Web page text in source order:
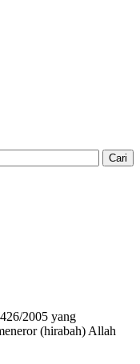
2005 yang
(hirabah) Allah